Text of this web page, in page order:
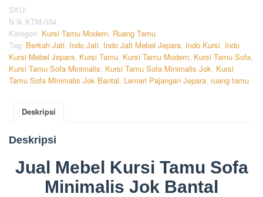
Sofa
Minimalis
Jok
Bantal
SKU:
N Ik KTM-034
Kategori: Kursi Tamu Modern Ruang Tamu
Tag: Berkah Jati Indo Jati Indo Jati Mebel Jepara Indo Kursi Indo
Kursi Mebel Jepara Kursi Tamu Kursi Tamu Modern Kursi Tamu Sofa
Kursi Tamu Sofa Minimalis Kursi Tamu Sofa Minimalis Jok Kursi
Tamu Sofa Minimalis Jok Bantal Lemari Pajangan Jepara ruang tamu
Deskripsi
Deskripsi
Jual Mebel Kursi Tamu Sofa
Minimalis Jok Bantal